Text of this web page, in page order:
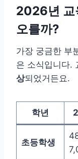
2026년 교
오를까?
가장 궁금한 부
은 소식입니다.
상되었거든요.
학년
초등학생